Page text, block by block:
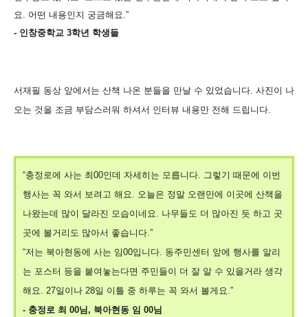
요. 어떤 내용인지 궁금해요.”
- 인창중학교 3학년 학생들
서재필 동상 앞에서는 산책 나온 분들을 만날 수 있었습니다. 사진이 나
오는 것을 조금 부담스러워 하셔서 인터뷰 내용만 전해 드립니다.
“충정로에 사는 최00인데 자세히는 모릅니다. 그렇기 때문에 이번
행사는 꼭 와서 보려고 해요. 오늘은 정말 오랜만에 이곳에 산책을
나왔는데 많이 달라진 모습이네요. 나무들도 더 많아진 듯 하고 곳
곳에 볼거리도 많아서 좋습니다.”
“저는 북아현동에 사는 임00입니다. 동주민센터 앞에 행사를 알리
는 포스터 등을 붙여놓는다면 주민들이 더 잘 알 수 있을거라 생각
해요. 27일이나 28일 이틀 중 하루는 꼭 와서 볼게요.”
- 충정로 최 00님, 북아현동 임 00님